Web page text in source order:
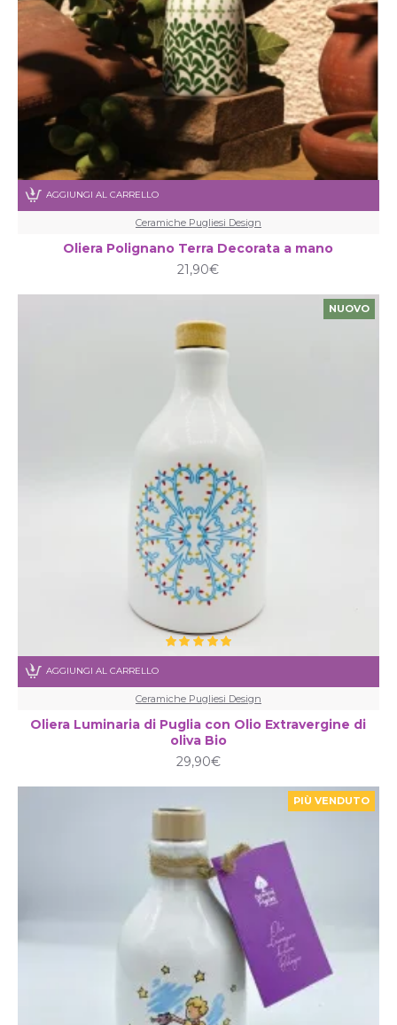
Ceramiche Pugliesi Design
Oliera Polignano Terra Decorata a mano
21,90€
AGGIUNGI AL CARRELLO
NUOVO
Ceramiche Pugliesi Design
Oliera Luminaria di Puglia con Olio Extravergine di
oliva Bio
29,90€
AGGIUNGI AL CARRELLO
PIÙ VENDUTO